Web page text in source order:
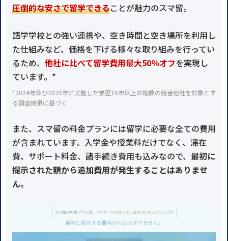
圧倒的な安さで留学できることが魅力のスマ留。
語学学校との強い連携や、空き時間と空き場所を利用し
た仕組みなど、価格を下げる様々な取り組みを行ってい
るため、 他社に比べて留学費用最大50％オフを実現し
ています。*
*2024年及び2025年に実施した業歴10年以上の複数の競合他社を対象とす
る調査結果に基づく
また、スマ留の料金プランには留学に必要な全ての費用
が含まれています。入学金や授業料だけでなく、滞在
費、サポート料金、諸手続き費用も込みなので、 最初に
提示された額から追加費用が発生することはありませ
ん。